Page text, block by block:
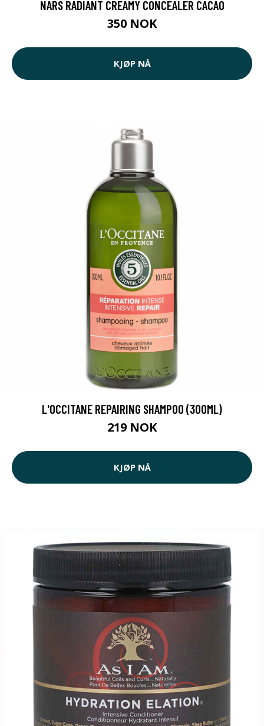
NARS RADIANT CREAMY CONCEALER CACAO
350 NOK
KJØP NÅ
L'OCCITANE REPAIRING SHAMPOO (300ML)
219 NOK
KJØP NÅ